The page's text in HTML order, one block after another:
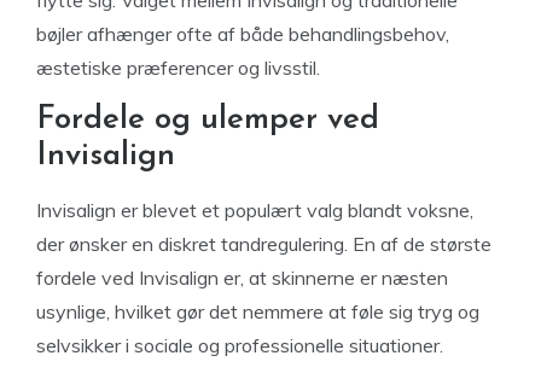
bøjler afhænger ofte af både behandlingsbehov,
æstetiske præferencer og livsstil.
Fordele og ulemper ved
Invisalign
Invisalign er blevet et populært valg blandt voksne,
der ønsker en diskret tandregulering. En af de største
fordele ved Invisalign er, at skinnerne er næsten
usynlige, hvilket gør det nemmere at føle sig tryg og
selvsikker i sociale og professionelle situationer.